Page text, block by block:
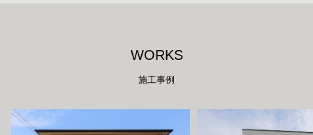
WORKS
施工事例